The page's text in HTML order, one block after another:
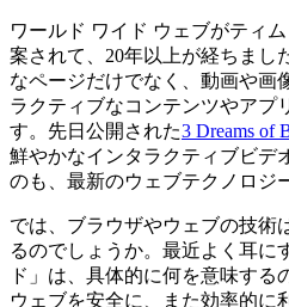
ワールド ワイド ウェブがティ
案されて、20年以上が経ちまし
なページだけでなく、動画や画
ラクティブなコンテンツやアプ
す。先日公開された3 Dreams of
鮮やかなインタラクティブビデ
のも、最新のウェブテクノロジ
では、ブラウザやウェブの技術
るのでしょうか。最近よく耳に
ド」は、具体的に何を意味する
ウェブを安全に、また効率的に